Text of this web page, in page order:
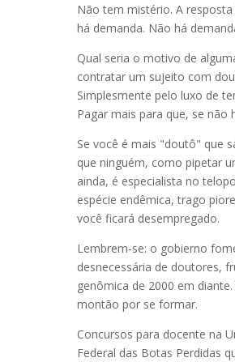
Não tem mistério. A
há demanda. Não há
Qual seria o motivo de
contratar um sujeito com
Simplesmente pelo luxo de
Pagar mais para que, se não
Se você é mais "doutô" que
que ninguém, como pipetar
ainda, é especialista no
espécie endêmica, trago
você ficará desempregado.
Lembrem-se: o gobierno
desnecessária de doutores,
genômica de 2000 em
montão por se formar.
Concursos para docente na
Federal das Botas Perdidas